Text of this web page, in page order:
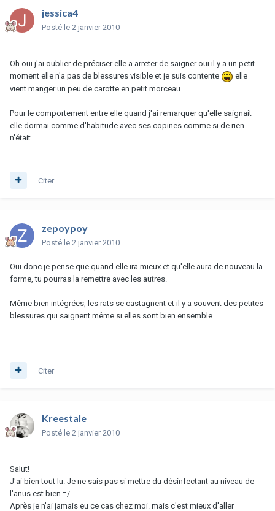
jessica4
Posté le 2 janvier 2010
Oh oui j'ai oublier de préciser elle a arreter de saigner oui il y a un petit
moment elle n'a pas de blessures visible et je suis contente
elle
vient manger un peu de carotte en petit morceau.
Pour le comportement entre elle quand j'ai remarquer qu'elle saignait
elle dormai comme d'habitude avec ses copines comme si de rien
n'était.
Citer
zepoypoy
Posté le 2 janvier 2010
Oui donc je pense que quand elle ira mieux et qu'elle aura de nouveau la
forme, tu pourras la remettre avec les autres.
Même bien intégrées, les rats se castagnent et il y a souvent des petites
blessures qui saignent même si elles sont bien ensemble.
Citer
Kreestale
Posté le 2 janvier 2010
Salut!
J'ai bien tout lu. Je ne sais pas si mettre du désinfectant au niveau de
l'anus est bien =/
Après je n'ai jamais eu ce cas chez moi. mais c'est mieux d'aller